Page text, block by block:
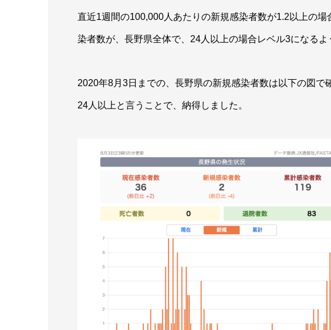
直近1週間の100,000人あたりの新規感染者数が1.2以上の
染者数が、長野県全体で、24人以上の場合レベル3になるよ
2020年8月3日までの、長野県の新規感染者数は以下の図で
24人以上と言うことで、納得しました。